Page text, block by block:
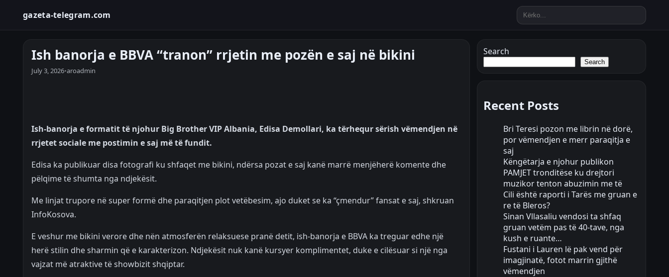
gazeta-telegram.com
Ish banorja e BBVA “tranon” rrjetin me pozën e saj në bikini
July 3, 2026•aroadmin
Ish-banorja e formatit të njohur Big Brother VIP Albania, Edisa Demollari, ka tërhequr sërish vëmendjen në
rrjetet sociale me postimin e saj më të fundit.
Edisa ka publikuar disa fotografi ku shfaqet me bikini, ndërsa pozat e saj kanë marrë menjëherë komente dhe
pëlqime të shumta nga ndjekësit.
Me linjat trupore në super formë dhe paraqitjen plot vetëbesim, ajo duket se ka “çmendur” fansat e saj, shkruan
InfoKosova.
E veshur me bikini verore dhe nën atmosferën relaksuese pranë detit, ish-banorja e BBVA ka treguar edhe një
herë stilin dhe sharmin që e karakterizon. Ndjekësit nuk kanë kursyer komplimentet, duke e cilësuar si një nga
vajzat më atraktive të showbizit shqiptar.
Search
Search
Recent Posts
Bri Teresi pozon me librin në dorë,
por vëmendjen e merr paraqitja e
saj
Këngëtarja e njohur publikon
PAMJET tronditëse ku drejtori
muzikor tenton abuzimin me të
Cili është raporti i Tarës me gruan e
re të Bleros?
Sinan Vllasaliu vendosi ta shfaq
gruan vetëm pas të 40-tave, nga
kush e ruante…
Fustani i Lauren lë pak vend për
imagjinatë, fotot marrin gjithë
vëmendjen